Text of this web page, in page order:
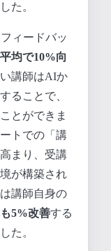
た。
ィードバッ
均で10%向
講師はAIか
ることで、
とができま
トでの「講
まり、受講
が構築され
講師自身の
5%改善する
た。